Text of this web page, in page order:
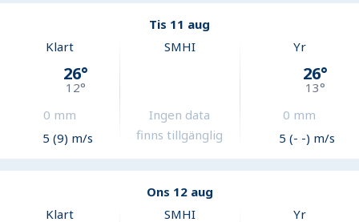
Tis 11 aug
Klart
26°
12°
0 mm
5 (9) m/s
SMHI
Ingen data
finns tillgänglig
Yr
26°
13°
0 mm
5 (- -) m/s
Ons 12 aug
Klart
SMHI Yr